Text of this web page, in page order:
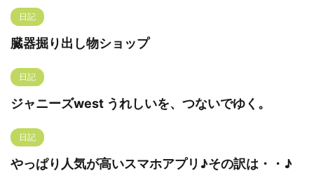
日記
臓器掘り出し物ショップ
日記
ジャニーズwest うれしいを、つないでゆく。
日記
やっぱり人気が高いスマホアプリ♪その訳は・・♪